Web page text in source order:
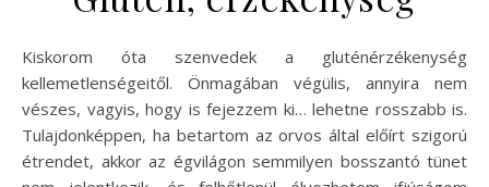
Kiskorom óta szenvedek a gluténérzékenység
kellemetlenségeitől. Önmagában végülis, annyira nem
vészes, vagyis, hogy is fejezzem ki… lehetne rosszabb is.
Tulajdonképpen, ha betartom az orvos által előírt szigorú
étrendet, akkor az égvilágon semmilyen bosszantó tünet